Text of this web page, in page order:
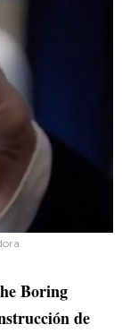
Boring
de